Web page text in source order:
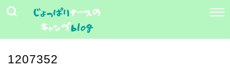
1207352